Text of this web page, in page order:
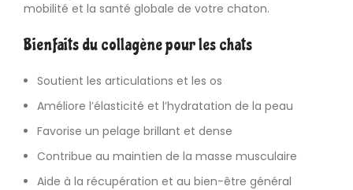
mobilité et la santé globale de votre chaton.
Bienfaits du collagène pour les chats
Soutient les articulations et les os
Améliore l’élasticité et l’hydratation de la peau
Favorise un pelage brillant et dense
Contribue au maintien de la masse musculaire
Aide à la récupération et au bien-être général